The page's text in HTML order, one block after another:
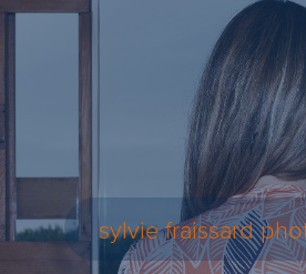
sylvie fraissard